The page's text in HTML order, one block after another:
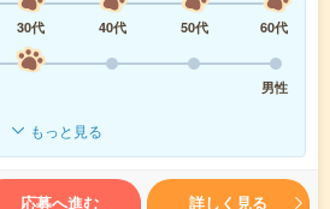
30代 40代 50代
60代
男性
もっと見る
応募へ進む 詳しく見る